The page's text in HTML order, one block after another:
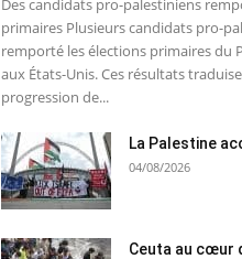
Des candidats pro-palestiniens
primaires Plusieurs candidats pro-
remporté les élections primaires du
aux États-Unis. Ces résultats
progression de...
La Palestine
04/08/2026
Ceuta au cœur